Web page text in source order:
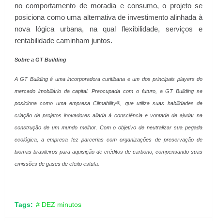
no comportamento de moradia e consumo, o projeto se
posiciona como uma alternativa de investimento alinhada à
nova lógica urbana, na qual flexibilidade, serviços e
rentabilidade caminham juntos.
Sobre a GT Building
A GT Building é uma incorporadora curitibana e um dos principais players do
mercado imobiliário da capital. Preocupada com o futuro, a GT Building se
posiciona como uma empresa Climability®, que utiliza suas habilidades de
criação de projetos inovadores aliada à consciência e vontade de ajudar na
construção de um mundo melhor. Com o objetivo de neutralizar sua pegada
ecológica, a empresa fez parcerias com organizações de preservação de
biomas brasileiros para aquisição de créditos de carbono, compensando suas
emissões de gases de efeito estufa.
Tags: # DEZ minutos